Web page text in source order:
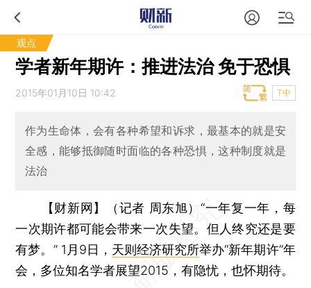
观点
学者新年期许：推进法治 免于恐惧
2015年01月10日 10:42 T中
作为生命体，会有各种希望和诉求，最基本的就是安
全感，能够抵御随时面临的各种恐惧，这种制度就是
法治
【财新网】（记者 周东旭）“一年复一年，每
一次期许都可能会带来一次失望。但人终究还是要
有梦。” 1月9日， 天则经济研究所举办“新年期许”年
会，多位知名学者展望2015，有隐忧，也怀期待。